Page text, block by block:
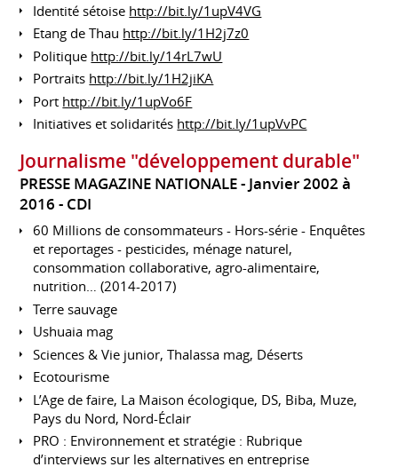
Identité sétoise http://bit.ly/1upV4VG
Etang de Thau http://bit.ly/1H2j7z0
Politique http://bit.ly/14rL7wU
Portraits http://bit.ly/1H2jiKA
Port http://bit.ly/1upVo6F
Initiatives et solidarités http://bit.ly/1upVvPC
Journalisme "développement durable"
PRESSE MAGAZINE NATIONALE
Janvier 2002 à
2016 CDI
60 Millions de consommateurs - Hors-série - Enquêtes
et reportages - pesticides, ménage naturel,
consommation collaborative, agro-alimentaire,
nutrition… (2014-2017)
Terre sauvage
Ushuaia mag
Sciences & Vie junior, Thalassa mag, Déserts
Ecotourisme
L’Age de faire, La Maison écologique, DS, Biba, Muze,
Pays du Nord, Nord-Éclair
PRO : Environnement et stratégie : Rubrique
d’interviews sur les alternatives en entreprise